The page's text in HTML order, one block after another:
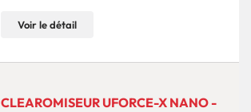
Voir le détail
CLEAROMISEUR UFORCE-X NANO -